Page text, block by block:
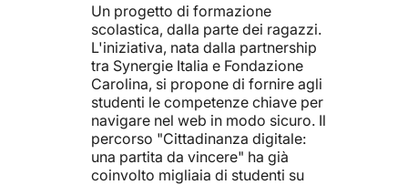
Un roadshow di Recruiting
dedicati all'inclusione
delle persone fragili. Una
di colloqui e workshop di
orientamento e formazione,
una tavola rotonda dedicata
confronto tra realtà
associazioni e personalità di
spicco attive sul tema della
disabilità.